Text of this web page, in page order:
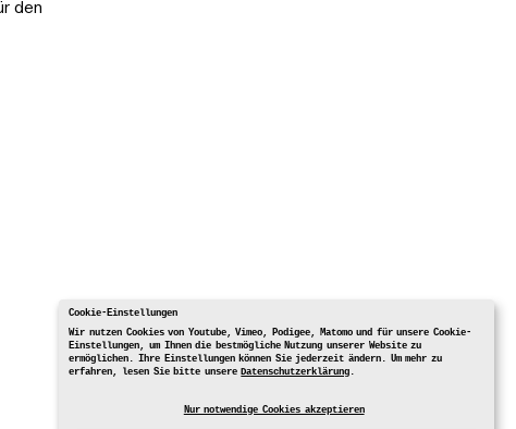
Cookie-Einstellungen
Wir nutzen Cookies von Youtube, Vimeo, Podigee, Matomo und für unsere Cookie-
Einstellungen, um Ihnen die bestmögliche Nutzung unserer Website zu
ermöglichen. Ihre Einstellungen können Sie jederzeit ändern. Um mehr zu
erfahren, lesen Sie bitte unsereDatenschutzerklärung.
Nur notwendige Cookies akzeptieren
den